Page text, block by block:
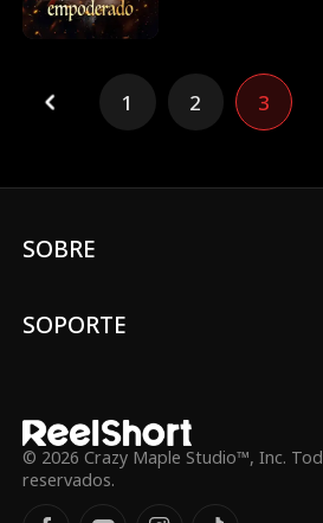
quien pronto inicia
pasado resurge y
Ben usa su nuevo
1 2 3
SOBRE
SOPORTE
© 2026 Crazy Maple Studio™, Inc.
reservados.